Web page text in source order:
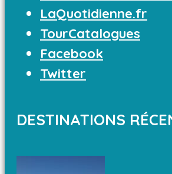
LaQuotidienne.fr
TourCatalogues
Facebook
Twitter
DESTINATIONS